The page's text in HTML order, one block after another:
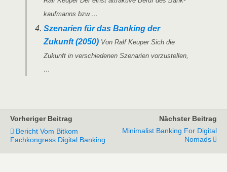
kauf­manns bzw.…
Sze­na­ri­en für das Ban­king der
Zukunft (2050) Von Ralf Keu­per Sich die
Zukunft in ver­schie­de­nen Sze­na­ri­en vorzustellen,
…
Vorheriger Beitrag
Bericht Vom Bitkom
Fachkongress Digital Banking
Nächster Beitrag
Minimalist Banking For Digital
Nomads